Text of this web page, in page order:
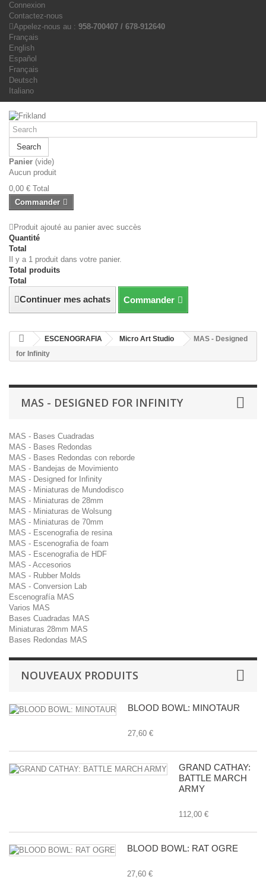
Connexion
Contactez-nous
Appelez-nous au : 958-700407 / 678-912640
Français
English
Español
Français
Deutsch
Italiano
Search
Panier (vide)
Aucun produit
0,00 € Total
Commander
Produit ajouté au panier avec succès
Quantité
Total
Il y a 1 produit dans votre panier.
Total produits
Total
Continuer mes achats Commander
ESCENOGRAFIA Micro Art Studio
MAS - Designed
for Infinity
MAS - DESIGNED FOR INFINITY
MAS - Bases Cuadradas
MAS - Bases Redondas
MAS - Bases Redondas con reborde
MAS - Bandejas de Movimiento
MAS - Designed for Infinity
MAS - Miniaturas de Mundodisco
MAS - Miniaturas de 28mm
MAS - Miniaturas de Wolsung
MAS - Miniaturas de 70mm
MAS - Escenografia de resina
MAS - Escenografia de foam
MAS - Escenografia de HDF
MAS - Accesorios
MAS - Rubber Molds
MAS - Conversion Lab
Escenografía MAS
Varios MAS
Bases Cuadradas MAS
Miniaturas 28mm MAS
Bases Redondas MAS
NOUVEAUX PRODUITS
BLOOD BOWL: MINOTAUR
27,60 €
GRAND CATHAY:
BATTLE MARCH
ARMY
112,00 €
BLOOD BOWL: RAT OGRE
27,60 €